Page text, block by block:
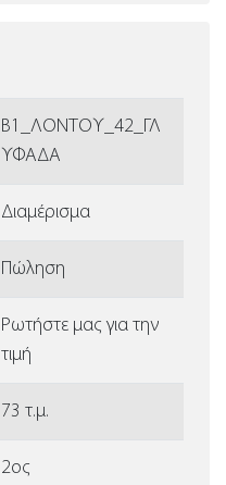
Β1_ΛΟΝΤΟΥ_42_ΓΛ
ΥΦΑΔΑ
Διαμέρισμα
Πώληση
Ρωτήστε μας για την
τιμή
73 τ.μ.
2ος